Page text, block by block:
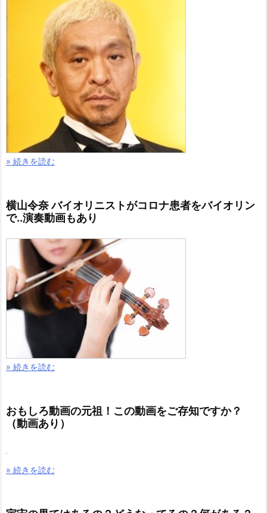
» 続きを読む
横山令奈 バイオリニストがコロナ患者をバイオリン
で..演奏動画もあり
» 続きを読む
おもしろ動画の元祖！この動画をご存知ですか？
（動画あり）
» 続きを読む